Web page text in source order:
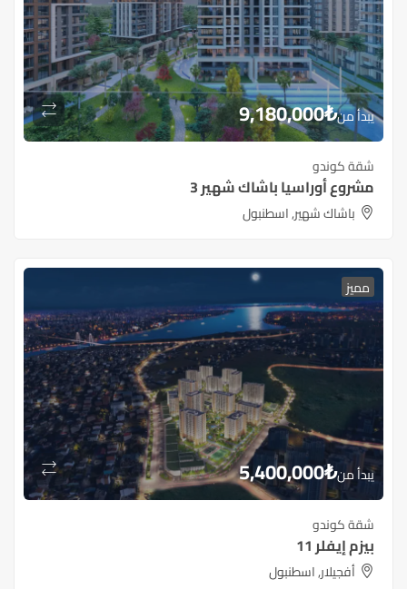
يبدأ من₺
9,180,000
شقة كوندو
مشروع أوراسيا باشاك شهير 3
باشاك شهير, اسطنبول
مميز
يبدأ من₺
5,400,000
شقة كوندو
بيزم إيفلر 11
أفجيلار, اسطنبول